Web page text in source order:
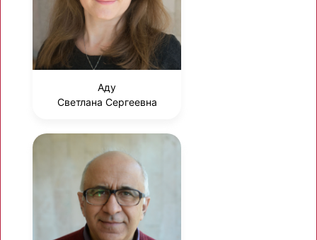
Аду
Светлана Сергеевна